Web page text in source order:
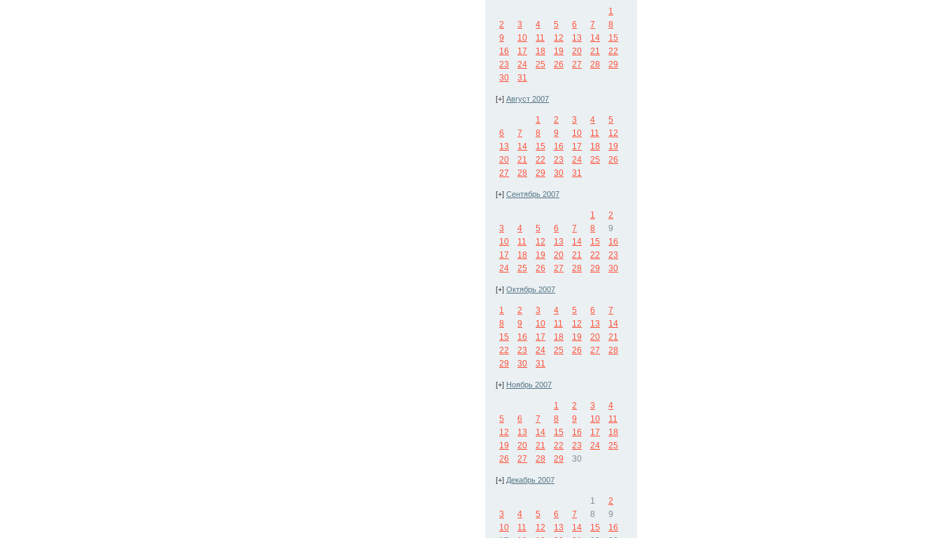
1
2
3 4 5 6 7
8
9
10 11 12 13 14
15
16
17 18 19 20 21
22
23
24 25 26 27 28
29
30
31
[+] Август 2007
1 2 3 4
5
6
7 8 9 10 11
12
13
14 15 16 17 18
19
20
21 22 23 24 25
26
27
28 29 30 31
[+] Сентябрь 2007
1
2
3
4 5 6 7 8
9
10
11 12 13 14 15
16
17
18 19 20 21 22
23
24
25 26 27 28 29 30
[+] Октябрь 2007
1 2 3 4 5 6
7
8
9 10 11 12 13
14
15
16 17 18 19 20
21
22
23 24 25 26 27
28
29
30 31
[+] Ноябрь 2007
1 2 3
4
5
6 7 8 9 10
11
12
13 14 15 16 17
18
19
20 21 22 23 24
25
26
27 28 29 30
[+] Декабрь 2007
1
2
3
4 5 6 7 8
9
10
11 12 13 14 15
16